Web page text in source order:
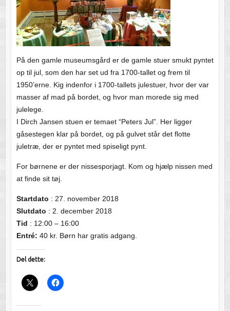
På den gamle museumsgård er de gamle stuer smukt pyntet
op til jul, som den har set ud fra 1700-tallet og frem til
1950’erne. Kig indenfor i 1700-tallets julestuer, hvor der var
masser af mad på bordet, og hvor man morede sig med
julelege.
I Dirch Jansen stuen er temaet “Peters Jul”. Her ligger
gåsestegen klar på bordet, og på gulvet står det flotte
juletræ, der er pyntet med spiseligt pynt.
For børnene er der nissesporjagt. Kom og hjælp nissen med
at finde sit tøj.
Startdato : 27. november 2018
Slutdato : 2. december 2018
Tid : 12:00 – 16:00
Entré: 40 kr. Børn har gratis adgang.
Del dette: